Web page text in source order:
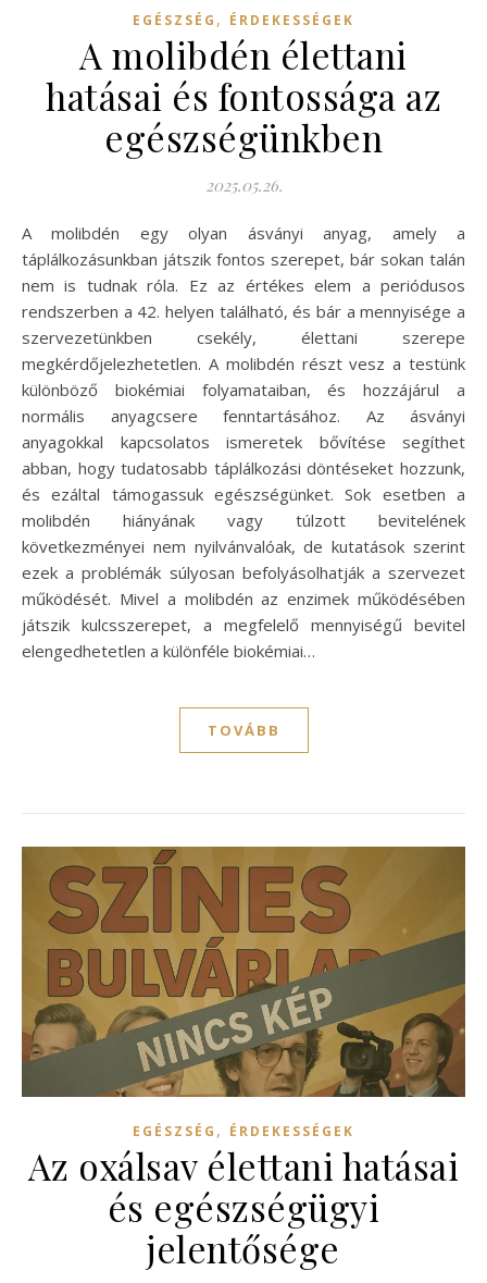
EGÉSZSÉG , ÉRDEKESSÉGEK
A molibdén élettani
hatásai és fontossága az
egészségünkben
2025.05.26.
A molibdén egy olyan ásványi anyag, amely a
táplálkozásunkban játszik fontos szerepet, bár sokan talán
nem is tudnak róla. Ez az értékes elem a periódusos
rendszerben a 42. helyen található, és bár a mennyisége a
szervezetünkben csekély, élettani szerepe
megkérdőjelezhetetlen. A molibdén részt vesz a testünk
különböző biokémiai folyamataiban, és hozzájárul a
normális anyagcsere fenntartásához. Az ásványi
anyagokkal kapcsolatos ismeretek bővítése segíthet
abban, hogy tudatosabb táplálkozási döntéseket hozzunk,
és ezáltal támogassuk egészségünket. Sok esetben a
molibdén hiányának vagy túlzott bevitelének
következményei nem nyilvánvalóak, de kutatások szerint
ezek a problémák súlyosan befolyásolhatják a szervezet
működését. Mivel a molibdén az enzimek működésében
játszik kulcsszerepet, a megfelelő mennyiségű bevitel
elengedhetetlen a különféle biokémiai…
TOVÁBB
EGÉSZSÉG , ÉRDEKESSÉGEK
Az oxálsav élettani hatásai
és egészségügyi
jelentősége